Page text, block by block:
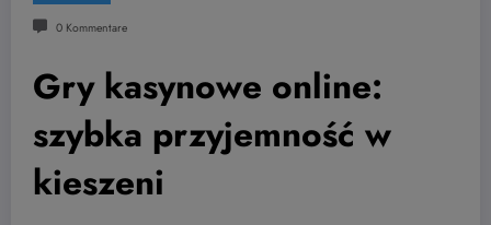
0 Kommentare
Gry kasynowe online:
szybka przyjemność w
kieszeni